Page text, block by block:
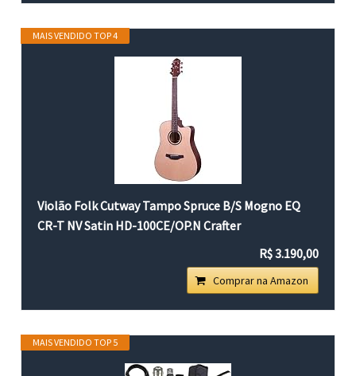
MAIS VENDIDO TOP 4
Violão Folk Cutway Tampo Spruce B/S Mogno EQ
CR-T NV Satin HD-100CE/OP.N Crafter
R$ 3.190,00
Comprar na Amazon
MAIS VENDIDO TOP 5